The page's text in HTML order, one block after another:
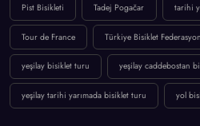
Pist Bisikleti Tadej Pogačar tarihi
Tour de France Türkiye Bisiklet
yeşilay bisiklet turu yeşilay caddebostan
yeşilay tarihi yarımada bisiklet turu yol